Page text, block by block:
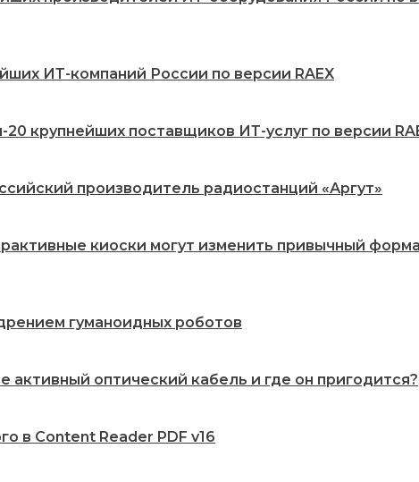
ИТ-компаний России по версии RAEX
крупнейших поставщиков ИТ-услуг по версии
производитель радиостанций «Аргут»
киоски могут изменить привычный
гуманоидных роботов
активный оптический кабель и где он пригодится?
в Content Reader PDF v16